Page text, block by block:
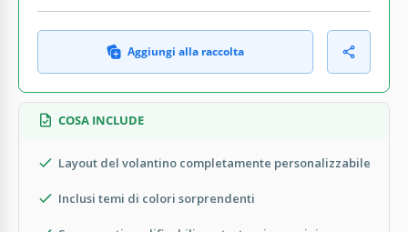
Aggiungi alla raccolta
COSA INCLUDE
Layout del volantino completamente personalizzabile
Inclusi temi di colori sorprendenti